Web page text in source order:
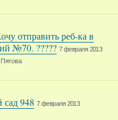
отправить реб-ка в
№70. ????? 7 февраля 2013
сад 948 7 февраля 2013